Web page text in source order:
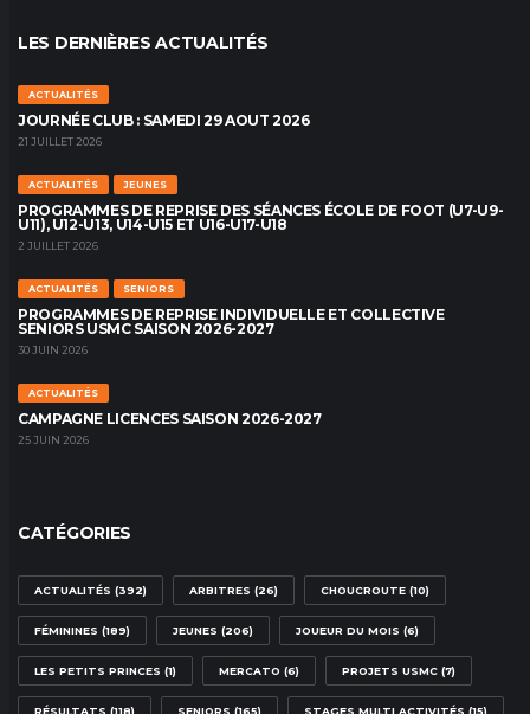
LES DERNIÈRES ACTUALITÉS
ACTUALITÉS
JOURNÉE CLUB : SAMEDI 29 AOUT 2026
21 JUILLET 2026
ACTUALITÉS JEUNES
PROGRAMMES DE REPRISE DES SÉANCES ÉCOLE DE FOOT (U7-U9-
U11), U12-U13, U14-U15 ET U16-U17-U18
2 JUILLET 2026
ACTUALITÉS SENIORS
PROGRAMMES DE REPRISE INDIVIDUELLE ET COLLECTIVE
SENIORS USMC SAISON 2026-2027
30 JUIN 2026
ACTUALITÉS
CAMPAGNE LICENCES SAISON 2026-2027
25 JUIN 2026
CATÉGORIES
ACTUALITÉS (392) ARBITRES (26) CHOUCROUTE (10)
FÉMININES (189) JEUNES (206) JOUEUR DU MOIS (6)
LES PETITS PRINCES (1) MERCATO (6) PROJETS USMC (7)
RÉSULTATS (118) SENIORS (165) STAGES MULTI ACTIVITÉS (15)